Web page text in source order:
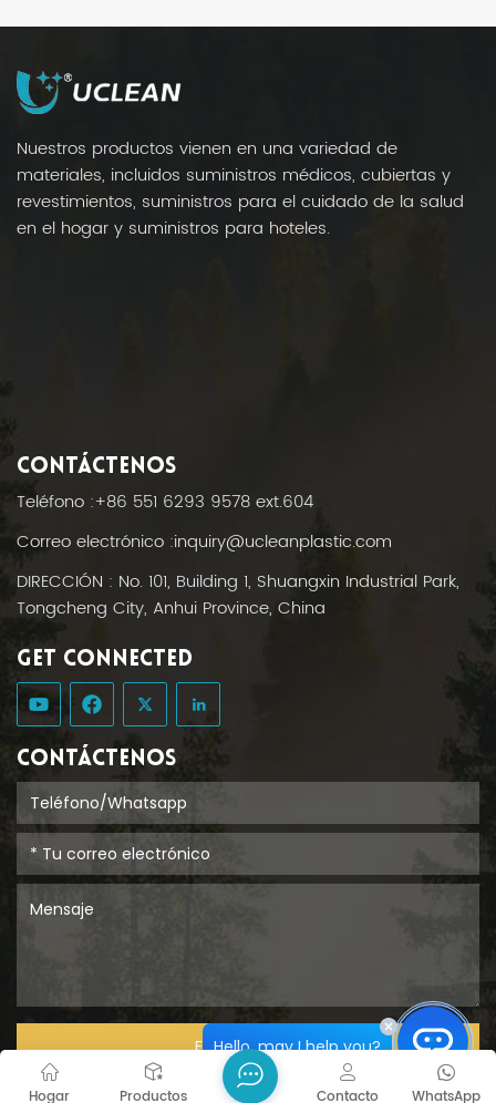
Nuestros productos vienen en una variedad de
materiales, incluidos suministros médicos, cubiertas y
revestimientos, suministros para el cuidado de la salud
en el hogar y suministros para hoteles.
CONTÁCTENOS
Teléfono :+86 551 6293 9578 ext.604
Correo electrónico :inquiry@ucleanplastic.com
DIRECCIÓN : No. 101, Building 1, Shuangxin Industrial Park,
Tongcheng City, Anhui Province, China
GET CONNECTED
CONTÁCTENOS
ENTREGAR
Hogar Productos WhatsApp
Contacto
Hello, may I help you?